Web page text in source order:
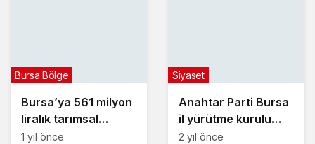
Bursa’ya 561 milyon
liralık tarımsal
yatırım müjdesi
Bursa Bölge
1 yıl önce
Anahtar Parti Bursa
il yürütme kurulu
belli oldu!
Siyaset
2 yıl önce